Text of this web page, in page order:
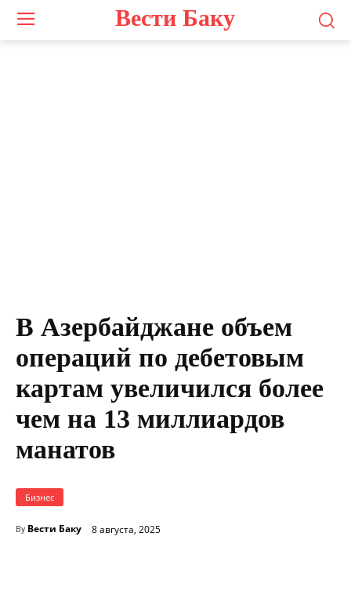
Вести Баку
В Азербайджане объем
операций по дебетовым
картам увеличился более
чем на 13 миллиардов
манатов
Бизнес
By Вести Баку 8 августа, 2025